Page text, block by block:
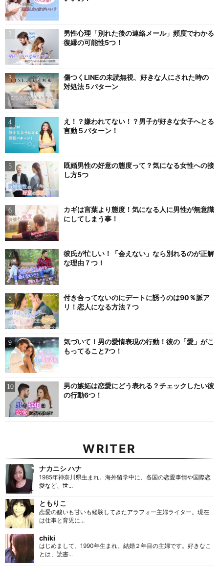
男性心理「別れた後の連絡メール」頻度でわかる
復縁の可能性5つ！
傷つくLINEの未読無視、好きな人にされた時の
対処法５パターン
え！？嫌われてない！？男子が好きな女子へとる
言動５パターン！
既婚男性の好意の態度って？気になる女性への接
し方5つ
カギは言葉より態度！気になる人に男性が無意識
にしてしまう事！
彼氏が忙しい！「会えない」なら別れるのが正解
な理由７つ！
付き合ってないのにデートに誘うのは90％脈ア
リ！恋人になる方法７つ
気づいて！男の愛情表現の行動！彼の「愛」がこ
もってること7つ！
男の嫉妬は恋愛にどう表れる？チェックしたい彼
の行動6つ！
WRITER
ナカニシ ハナ
1985年神奈川県生まれ。海外留学中に、各国の恋愛事情や国際恋
愛など、世...
ともりこ
恋愛の酸いも甘いも経験してきたアラフォー主婦ライター。現在
は仕事と育児に...
chiki
はじめまして。1990年生まれ。結婚２年目の主婦です。好きなこ
とは、読書...